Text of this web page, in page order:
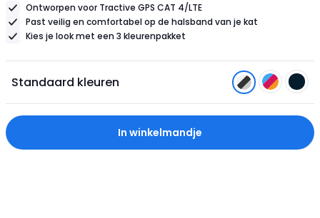
Ontworpen voor Tractive GPS CAT 4/LTE
Past veilig en comfortabel op de halsband van je kat
Kies je look met een 3 kleurenpakket
Standaard kleuren
In winkelmandje